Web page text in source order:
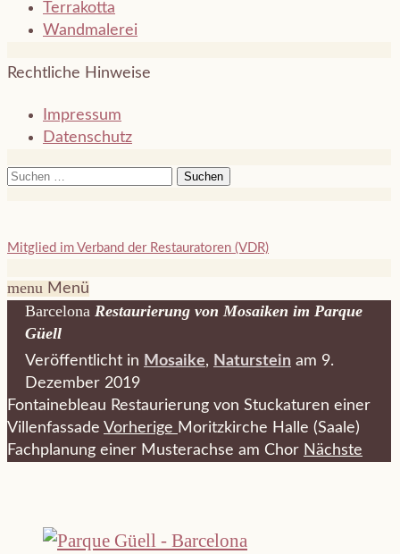
Terrakotta
Wandmalerei
Rechtliche Hinweise
Impressum
Datenschutz
Suchen
Mitglied im Verband der Restauratoren (VDR)
menu Menü
Barcelona Restaurierung von Mosaiken im Parque
Güell
Veröffentlicht in Mosaike, Naturstein am 9.
Dezember 2019
Fontainebleau Restaurierung von Stuckaturen einer
Villenfassade Vorherige Moritzkirche Halle (Saale)
Fachplanung einer Musterachse am Chor Nächste